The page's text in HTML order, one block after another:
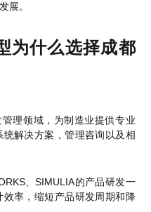
展。
为什么选择成都
理领域，为制造业提供专业
解决方案，管理咨询以及相
、SIMULIA的产品研发一
率，缩短产品研发周期和降